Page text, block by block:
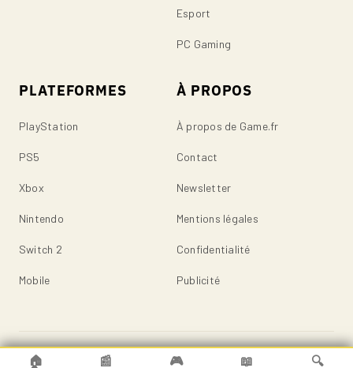
Esport
PC Gaming
PLATEFORMES
PlayStation
PS5
Xbox
Nintendo
Switch 2
Mobile
À PROPOS
À propos de Game.fr
Contact
Newsletter
Mentions légales
Confidentialité
Publicité
© 2026 Game.fr — Tous droits réservés.
🏠 📰 🎮 📖 🔍